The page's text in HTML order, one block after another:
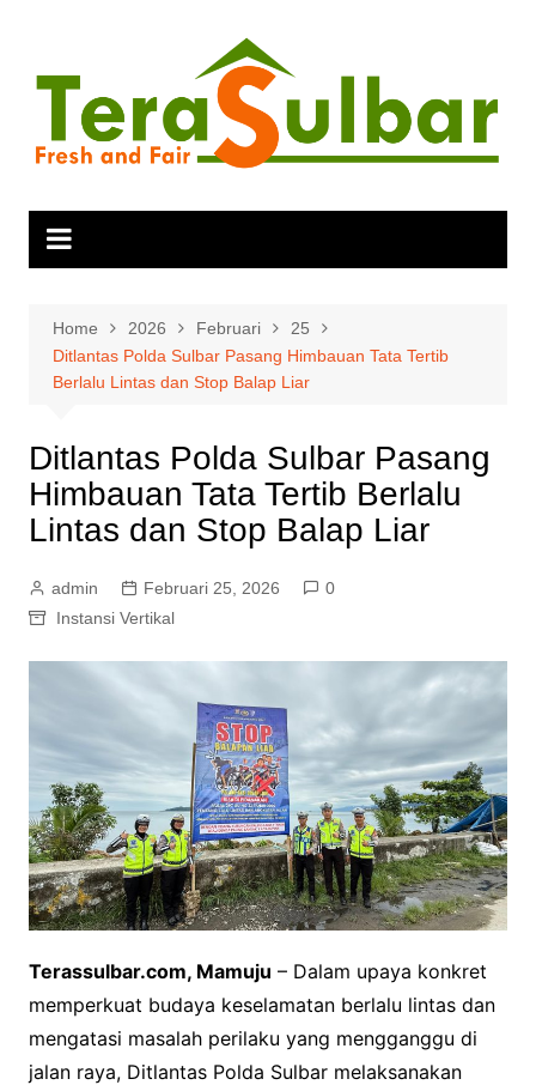
content
Home 2026 Februari
25
Ditlantas Polda Sulbar Pasang Himbauan Tata Tertib
Berlalu Lintas dan Stop Balap Liar
Ditlantas Polda Sulbar Pasang
Himbauan Tata Tertib Berlalu
Lintas dan Stop Balap Liar
admin Februari 25, 2026
0
Instansi Vertikal
Terassulbar.com, Mamuju – Dalam upaya konkret
memperkuat budaya keselamatan berlalu lintas dan
mengatasi masalah perilaku yang mengganggu di
jalan raya, Ditlantas Polda Sulbar melaksanakan